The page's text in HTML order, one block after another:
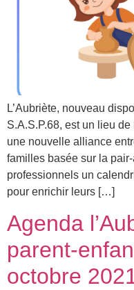
L’Aubriète, nouveau
S.A.S.P.68, est un lieu
une nouvelle alliance
familles basée sur la
professionnels un
pour enrichir leurs […]
Agenda
parent-
octobre